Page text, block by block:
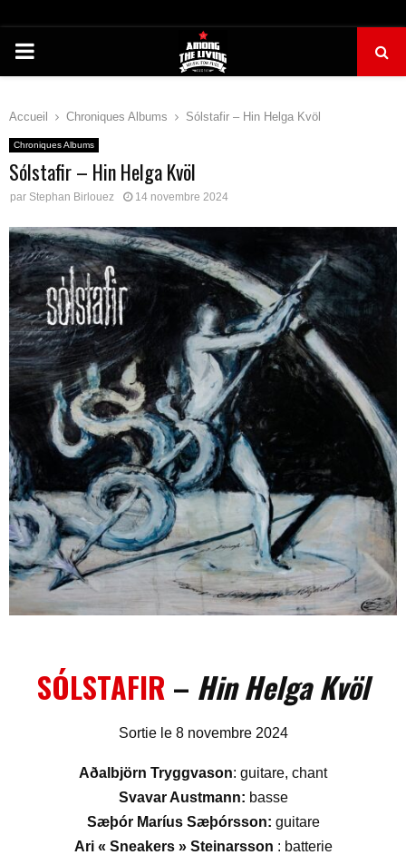
PRIMARY
Accueil Chroniques Albums Sólstafir – Hin Helga Kvöl
Chroniques Albums
Sólstafir – Hin Helga Kvöl
par Stephan Birlouez 14 novembre 2024
SÓLSTAFIR – Hin Helga Kvöl
Sortie le 8 novembre 2024
Aðalbjörn Tryggvason: guitare, chant
Svavar Austmann: basse
Sæþór Maríus Sæþórsson: guitare
Ari « Sneakers » Steinarsson : batterie